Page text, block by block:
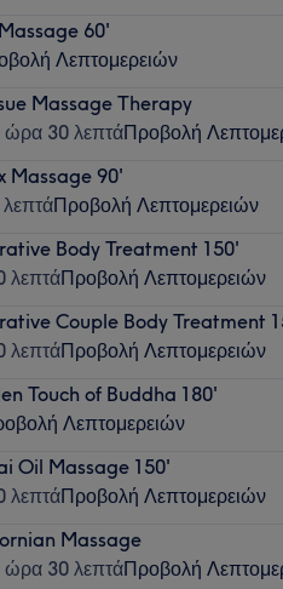
60'
Λεπτομερειών
Massage Therapy
30 λεπτάΠροβολή
Massage 90'
Προβολή Λεπτομερειών
Body Treatment 150'
λεπτάΠροβολή Λεπτομερειών
Couple Body Treatment
λεπτάΠροβολή Λεπτομερειών
Touch of Buddha 180'
Λεπτομερειών
Oil Massage 150'
λεπτάΠροβολή Λεπτομερειών
Massage
30 λεπτάΠροβολή